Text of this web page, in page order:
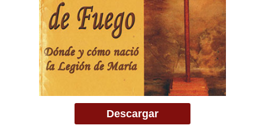
Descargar